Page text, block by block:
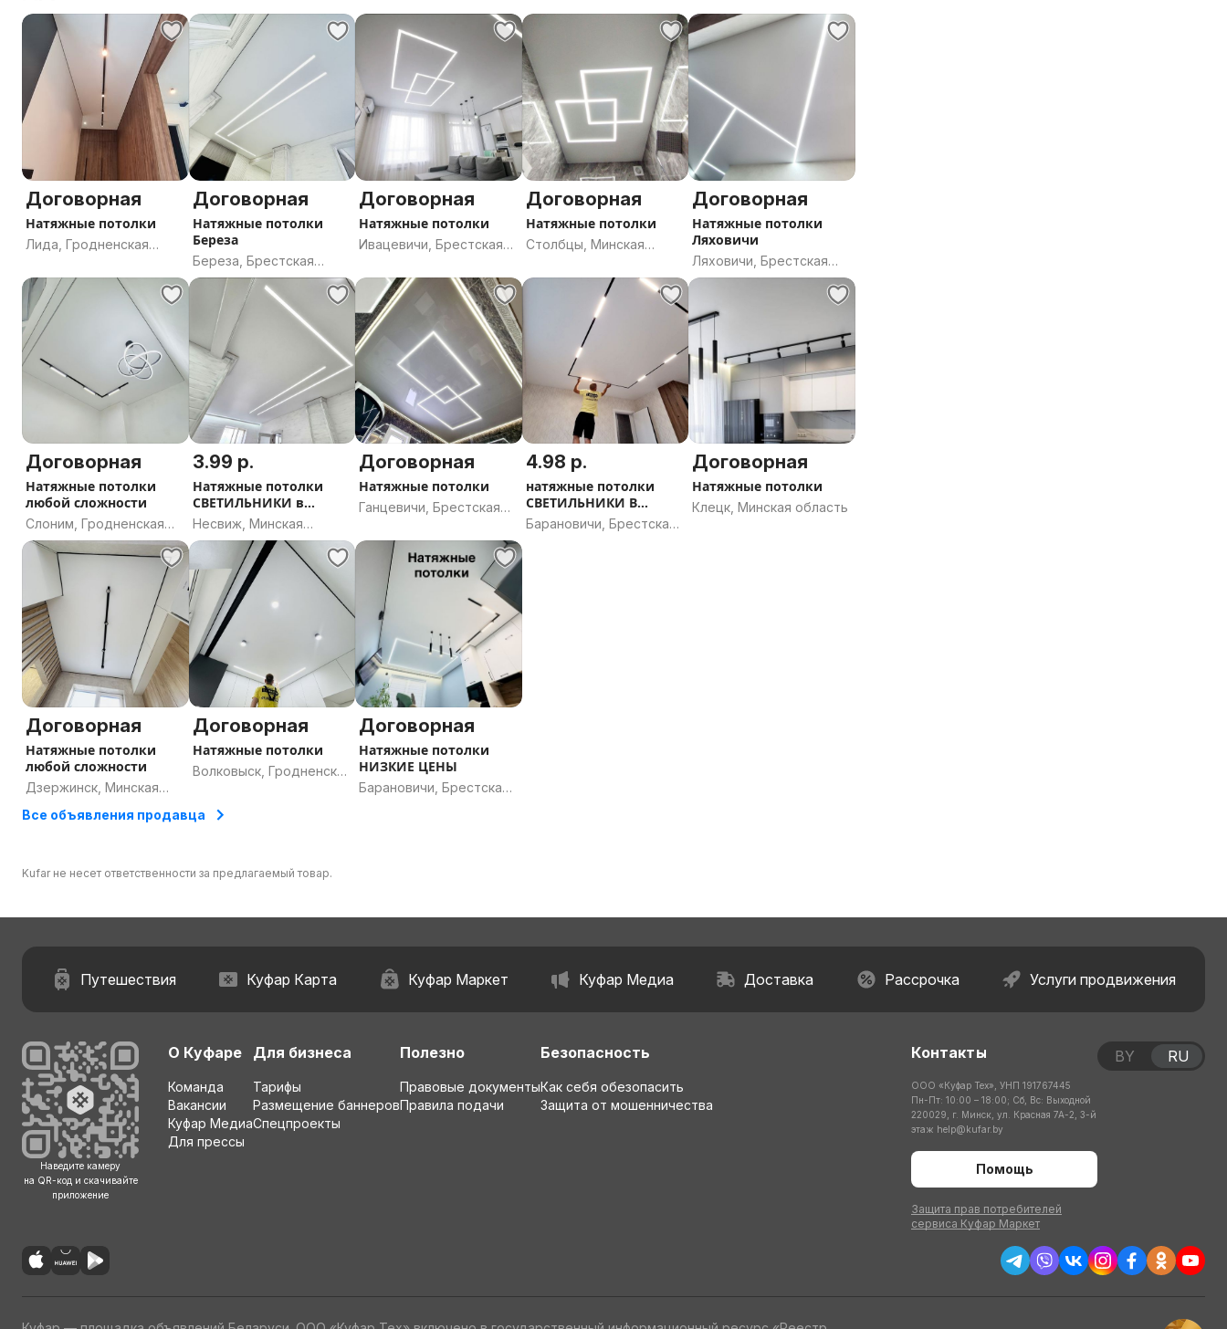
Договорная
Натяжные потолки
Лида, Гродненская
Договорная
Натяжные потолки
Береза
Береза, Брестская
область
Договорная
Натяжные потолки
Ивацевичи, Брестская
Договорная
Натяжные потолки
Столбцы, Минская
Договорная
Натяжные потолки
Ляховичи
Ляховичи, Брестская
область
Договорная
Натяжные потолки
любой сложности
Слоним, Гродненская
область
3.99 р.
Натяжные потолки
СВЕТИЛЬНИКИ в
ПОДАРОК
Несвиж, Минская
область
Договорная
Натяжные потолки
Ганцевичи, Брестская
4.98 р.
натяжные потолки
СВЕТИЛЬНИКИ В
ПОДАРОК
Барановичи, Брестская
Договорная
Натяжные потолки
Клецк, Минская область
Договорная
Натяжные потолки
любой сложности
Дзержинск, Минская
Договорная
Натяжные потолки
Волковыск, Гродненская
Договорная
Натяжные потолки
НИЗКИЕ ЦЕНЫ
Барановичи, Брестская
Все объявления продавца
Kufar не несет ответственности за предлагаемый товар.
Путешествия Куфар Карта Куфар Маркет Куфар Медиа Доставка Рассрочка Услуги продвижения
Наведите камеру
на QR-код и скачивайте
приложение
О Куфаре
Команда
Вакансии
Куфар Медиа
Для прессы
Для бизнеса
Тарифы
Размещение баннеров
Спецпроекты
Полезно
Правовые документы
Правила подачи
Безопасность
Как себя обезопасить
Защита от мошенничества
Контакты
ООО «Куфар Тех», УНП 191767445
Пн-Пт: 10:00 – 18:00; Сб, Вс: Выходной
220029, г. Минск, ул. Красная 7А-2, 3-й
этаж help@kufar.by
Помощь
Защита прав потребителей
сервиса Куфар Маркет
BY RU